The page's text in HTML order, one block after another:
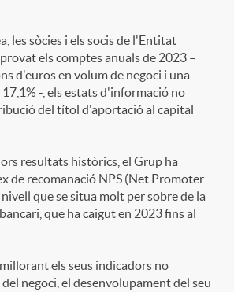
les sòcies i els socis de l'Entitat
els comptes anuals de 2023 –
d'euros en volum de negoci i una
-, els estats d'informació no
del títol d'aportació al capital
resultats històrics, el Grup ha
de recomanació NPS (Net Promoter
que se situa molt per sobre de la
que ha caigut en 2023 fins al
els seus indicadors no
negoci, el desenvolupament del seu